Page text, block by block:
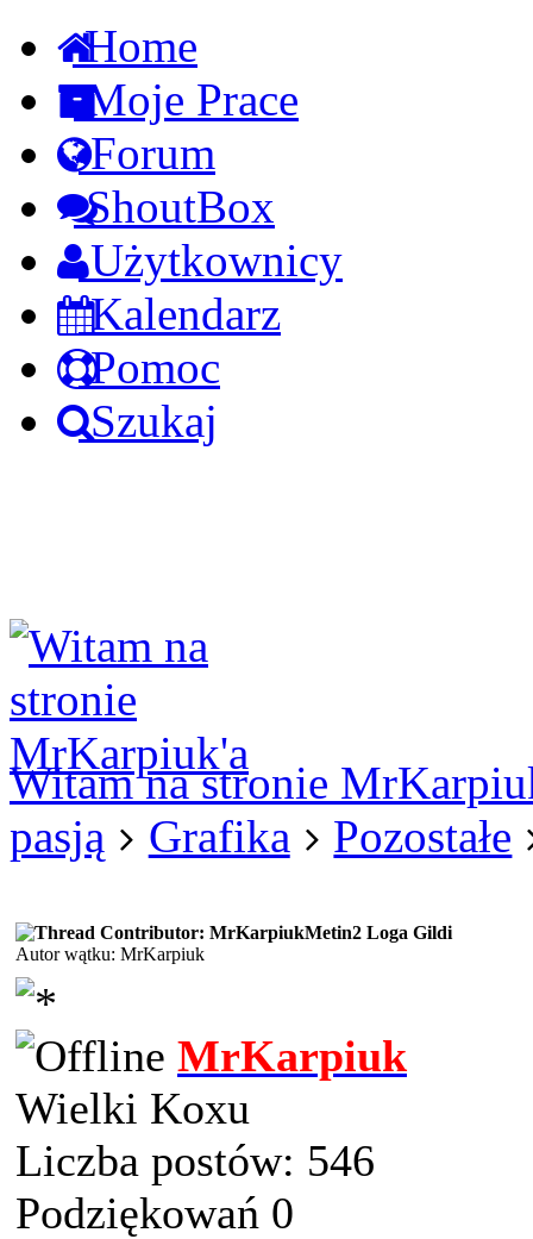
Home
Moje Prace
Forum
ShoutBox
Użytkownicy
Kalendarz
Pomoc
Szukaj
Witam na stronie
pasją
Grafika Pozostałe
Metin2 Loga Gildi
Autor wątku: MrKarpiuk
MrKarpiuk
Wielki Koxu
Liczba postów: 546
Podziękowań 0